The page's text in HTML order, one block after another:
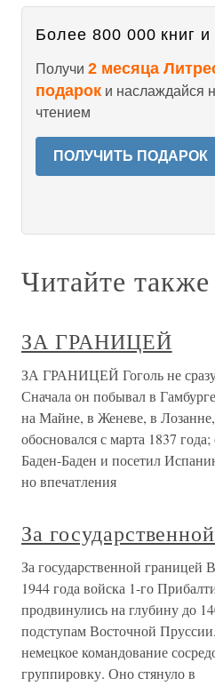
Более 800 000 книг и
Получи 2 месяца
подарок и наслаждайся
чтением
ПОЛУЧИТЬ ПОДАРОК
Читайте также
ЗА ГРАНИЦЕЙ
ЗА ГРАНИЦЕЙ Гоголь не
Сначала он побывал в
на Майне, в Женеве, в
обосновался с марта 1837
Баден-Баден и посетил
но впечатления
За
За государственной
1944 года войска 1-го
продвинулись на глубину до
подступам Восточной
немецкое командование
группировку. Оно стянуло в